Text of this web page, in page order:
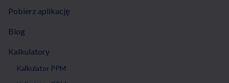
Pobierz aplikację
Blog
Kalkulatory
Kalkulator PPM